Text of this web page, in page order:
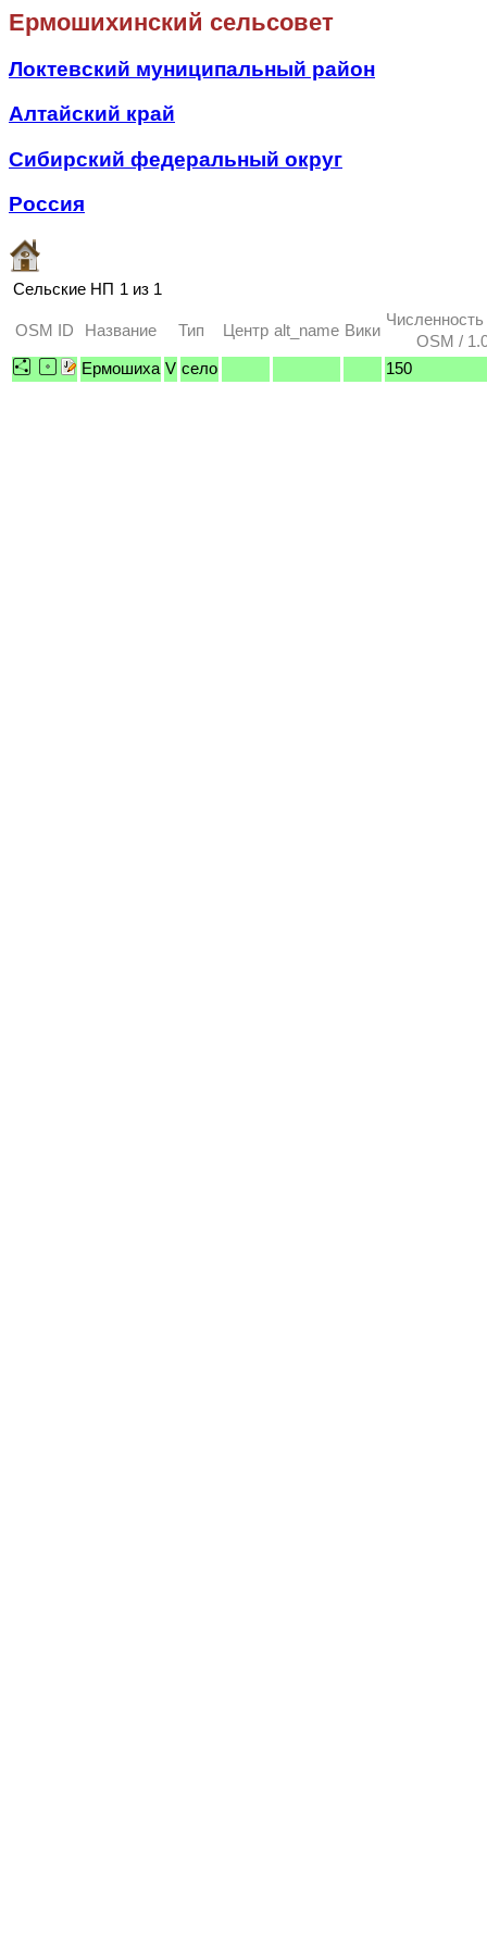
Ермошихинский сельсовет
Локтевский муниципальный район
Алтайский край
Сибирский федеральный округ
Россия
Сельские НП 1 из 1
OSM ID Название Тип Центр alt_name Вики
OSM /
Ермошиха V село 150